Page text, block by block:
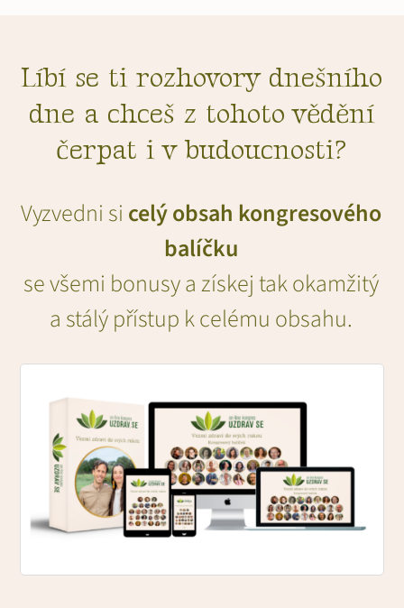
Líbí se ti rozhovory dnešního
dne a chceš z tohoto vědění
čerpat i v budoucnosti?
Vyzvedni si celý obsah kongresového
balíčku
se všemi bonusy a získej tak okamžitý
a stálý přístup k celému obsahu.